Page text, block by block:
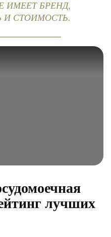
ИМЕЕТ БРЕНД,
И СТОИМОСТЬ.
лучших